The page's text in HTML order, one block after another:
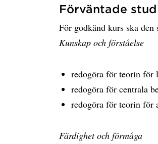
Förväntade
För godkänd kurs ska den
Kunskap och förståelse
redogöra för teorin för
redogöra för centrala
redogöra för teorin för
Färdighet och förmåga​